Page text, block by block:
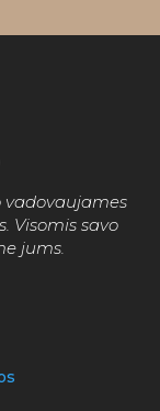
vadovaujames
Visomis savo
jums.